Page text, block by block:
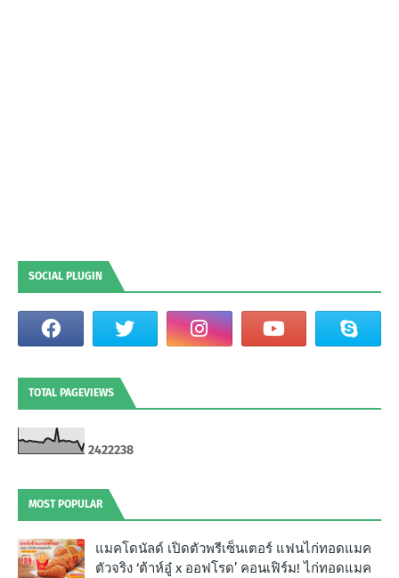
SOCIAL PLUGIN
TOTAL PAGEVIEWS
2422238
MOST POPULAR
แมคโดนัลด์ เปิดตัวพรีเซ็นเตอร์ แฟนไก่ทอดแมค
ตัวจริง ‘ต้าห์อู๋ x ออฟโรด’ คอนเฟิร์ม! ไก่ทอดแมค